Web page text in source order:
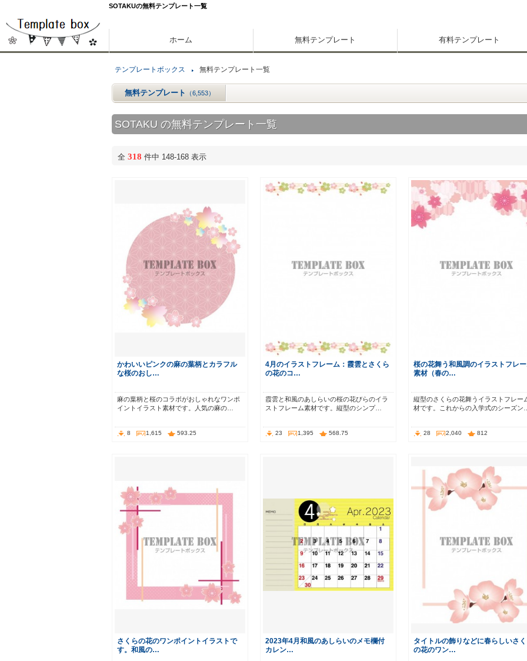
SOTAKUの無料テンプレート一覧
ホーム 無料テンプレート 有料テンプレート
テンプレートボックス 無料テンプレート一覧
無料テンプレート （6,553）
SOTAKU の無料テンプレート一覧
全 318 件中 148-168 表示
かわいいピンクの麻の葉柄とカラフル
な桜のおし…
麻の葉柄と桜のコラボがおしゃれなワンポ
イントイラスト素材です。人気の麻の…
8 1,615 593.25
4月のイラストフレーム：霞雲とさくら
の花のコ…
霞雲と和風のあしらいの桜の花びらのイラ
ストフレーム素材です。縦型のシンプ…
23 1,395 568.75
桜の花舞う和風調のイラストフレ
素材（春の…
縦型のさくらの花舞うイラストフレー
材です。これからの入学式のシーズ
28 2,040 812
さくらの花のワンポイントイラストで
す。和風の…
2023年4月和風のあしらいのメモ欄付
カレン…
タイトルの飾りなどに春らしいさ
の花のワン…